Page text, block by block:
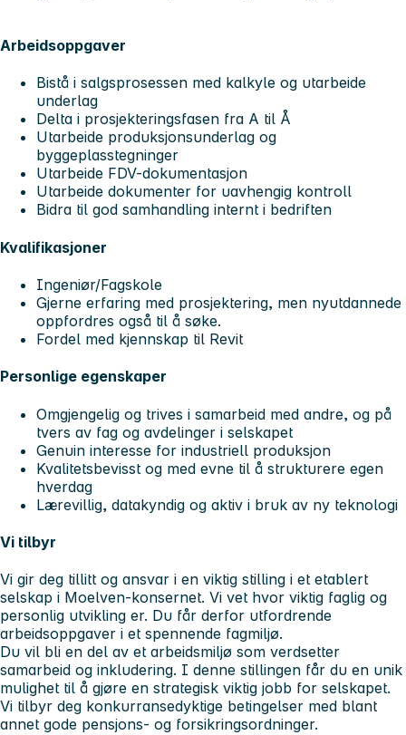
Arbeidsoppgaver
Bistå i salgsprosessen med kalkyle og utarbeide
underlag
Delta i prosjekteringsfasen fra A til Å
Utarbeide produksjonsunderlag og
byggeplasstegninger
Utarbeide FDV-dokumentasjon
Utarbeide dokumenter for uavhengig kontroll
Bidra til god samhandling internt i bedriften
Kvalifikasjoner
Ingeniør/Fagskole
Gjerne erfaring med prosjektering, men nyutdannede
oppfordres også til å søke.
Fordel med kjennskap til Revit
Personlige egenskaper
Omgjengelig og trives i samarbeid med andre, og på
tvers av fag og avdelinger i selskapet
Genuin interesse for industriell produksjon
Kvalitetsbevisst og med evne til å strukturere egen
hverdag
Lærevillig, datakyndig og aktiv i bruk av ny teknologi
Vi tilbyr
Vi gir deg tillitt og ansvar i en viktig stilling i et etablert
selskap i Moelven-konsernet. Vi vet hvor viktig faglig og
personlig utvikling er. Du får derfor utfordrende
arbeidsoppgaver i et spennende fagmiljø.
Du vil bli en del av et arbeidsmiljø som verdsetter
samarbeid og inkludering. I denne stillingen får du en unik
mulighet til å gjøre en strategisk viktig jobb for selskapet.
Vi tilbyr deg konkurransedyktige betingelser med blant
annet gode pensjons- og forsikringsordninger.